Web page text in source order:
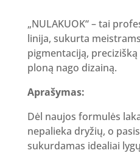
„NULAKUOK“ – tai
linija, sukurta
pigmentaciją,
ploną nago dizainą.
Aprašymas:
Dėl naujos formulės
nepalieka dryžių, o
sukurdamas idealiai